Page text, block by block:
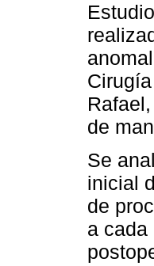
de
Se
inicial
de
a cada